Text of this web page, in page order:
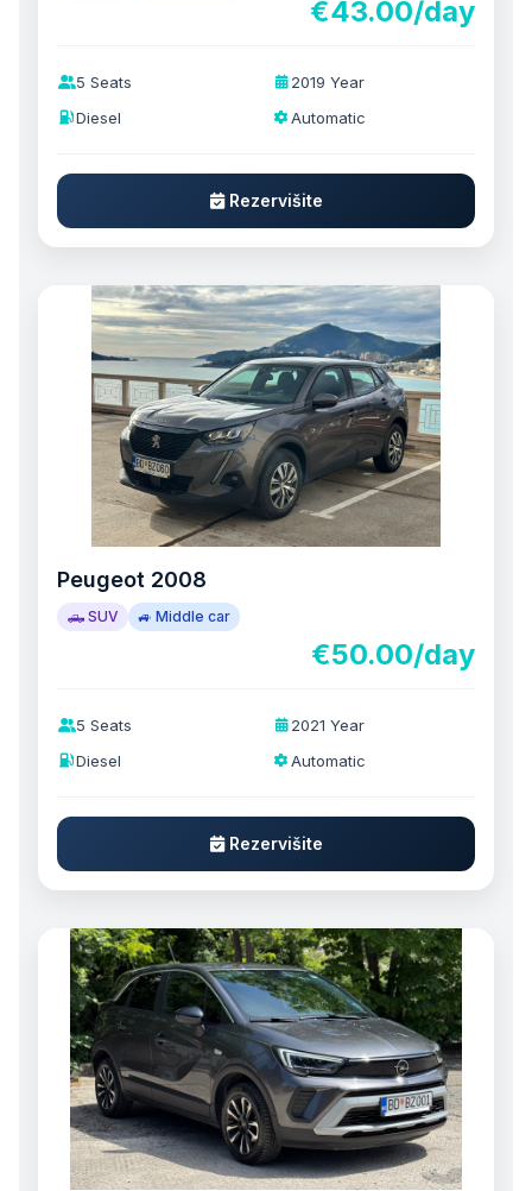
€43.00/day
5 Seats
2019 Year
Diesel
Automatic
Rezervišite
Peugeot 2008
🛻 SUV 🚙 Middle car
€50.00/day
5 Seats
2021 Year
Diesel
Automatic
Rezervišite